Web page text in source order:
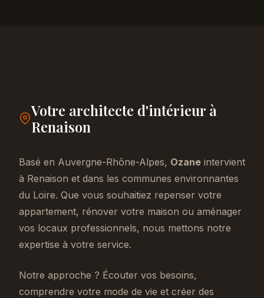
Votre architecte d'intérieur à
Renaison
Basé en Auvergne-Rhône-Alpes, Ozane intervient
à Renaison et dans les communes environnantes
du Loire. Que vous souhaitiez repenser votre
appartement, rénover votre maison ou aménager
vos locaux professionnels, nous mettons notre
expertise à votre service.
Notre approche ? Écouter vos besoins,
comprendre votre mode de vie et créer des